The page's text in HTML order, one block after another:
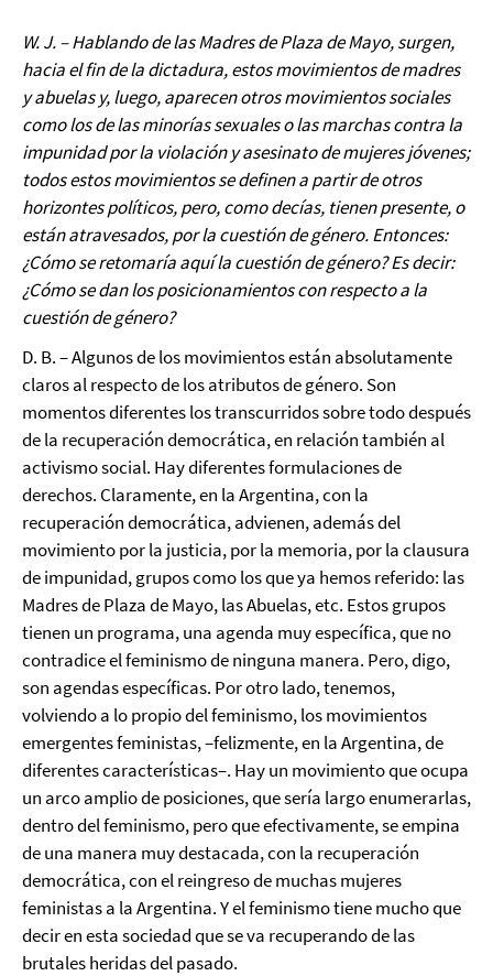
W. J. – Hablando de las Madres de Plaza de Mayo, surgen,
hacia el fin de la dictadura, estos movimientos de madres
y abuelas y, luego, aparecen otros movimientos sociales
como los de las minorías sexuales o las marchas contra la
impunidad por la violación y asesinato de mujeres jóvenes;
todos estos movimientos se definen a partir de otros
horizontes políticos, pero, como decías, tienen presente, o
están atravesados, por la cuestión de género. Entonces:
¿Cómo se retomaría aquí la cuestión de género? Es decir:
¿Cómo se dan los posicionamientos con respecto a la
cuestión de género?
D. B. – Algunos de los movimientos están absolutamente
claros al respecto de los atributos de género. Son
momentos diferentes los transcurridos sobre todo después
de la recuperación democrática, en relación también al
activismo social. Hay diferentes formulaciones de
derechos. Claramente, en la Argentina, con la
recuperación democrática, advienen, además del
movimiento por la justicia, por la memoria, por la clausura
de impunidad, grupos como los que ya hemos referido: las
Madres de Plaza de Mayo, las Abuelas, etc. Estos grupos
tienen un programa, una agenda muy específica, que no
contradice el feminismo de ninguna manera. Pero, digo,
son agendas específicas. Por otro lado, tenemos,
volviendo a lo propio del feminismo, los movimientos
emergentes feministas, –felizmente, en la Argentina, de
diferentes características–. Hay un movimiento que ocupa
un arco amplio de posiciones, que sería largo enumerarlas,
dentro del feminismo, pero que efectivamente, se empina
de una manera muy destacada, con la recuperación
democrática, con el reingreso de muchas mujeres
feministas a la Argentina. Y el feminismo tiene mucho que
decir en esta sociedad que se va recuperando de las
brutales heridas del pasado.